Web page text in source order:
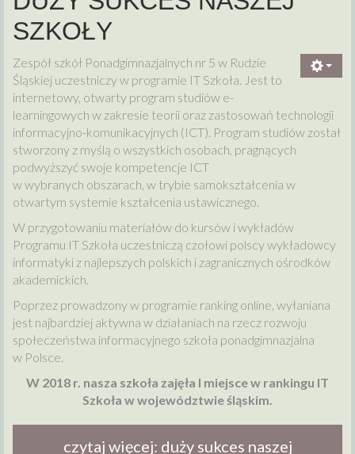
SZKOŁY
Zespół szkół Ponadgimnazjalnych nr 5 w Rudzie
Śląskiej uczestniczy w programie IT Szkoła. Jest to
internetowy, otwarty program studiów e-
learningowych w zakresie teorii oraz zastosowań technologii
informacyjno-komunikacyjnych (ICT). Program studiów został
stworzony z myślą o wszystkich osobach, pragnących
podwyższyć swoje kompetencje ICT
w wybranych obszarach, w trybie samokształcenia w
otwartym systemie kształcenia ustawicznego.
W przygotowaniu materiałów do kursów i wykładów
Programu IT Szkoła uczestniczą czołowi polscy wykładowcy
informatyki z najlepszych polskich i zagranicznych ośrodków
akademickich.
Poprzez prowadzony w programie ranking online, wyłaniana
jest najbardziej aktywna w działaniach na rzecz rozwoju
społeczeństwa informacyjnego szkoła ponadgimnazjalna
w Polsce.
W 2018 r. nasza szkoła zajęła I miejsce w rankingu IT
Szkoła w województwie śląskim.
czytaj więcej: duży sukces naszej